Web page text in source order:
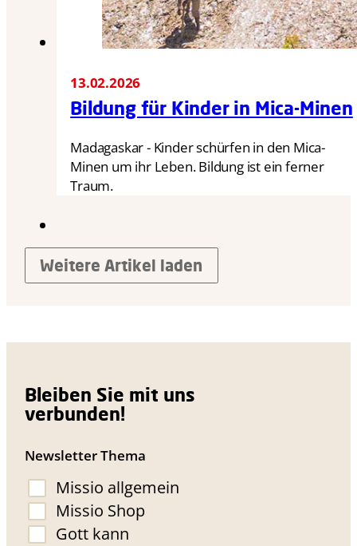
13.02.2026
Bildung für Kinder in Mica-Minen
Madagaskar - Kinder schürfen in den Mica-
Minen um ihr Leben. Bildung ist ein ferner
Traum.
Weitere Artikel laden
Bleiben Sie mit uns
verbunden!
Newsletter Thema
Missio allgemein
Missio Shop
Gott kann